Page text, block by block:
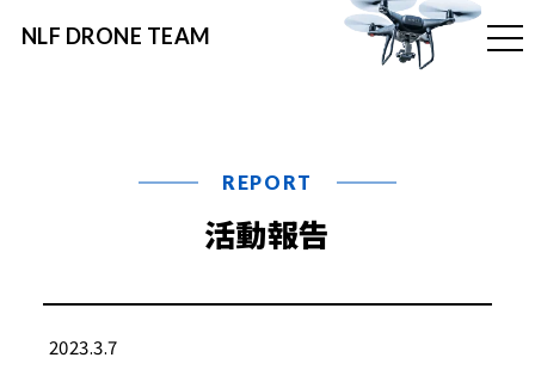
NLF DRONE TEAM
REPORT
活動報告
2023.3.7
t
o